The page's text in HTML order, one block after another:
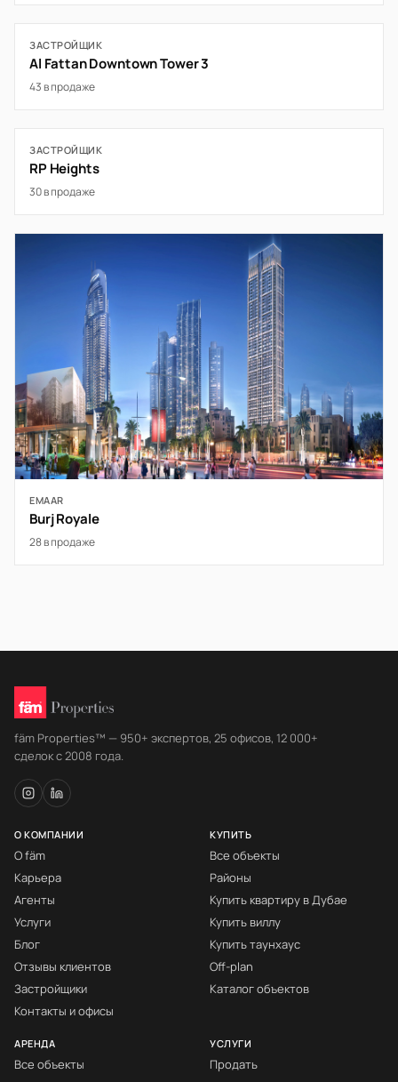
ЗАСТРОЙЩИК
Al Fattan Downtown Tower 3
43 в продаже
ЗАСТРОЙЩИК
RP Heights
30 в продаже
EMAAR
Burj Royale
28 в продаже
fäm Properties™ — 950+ экспертов, 25 офисов, 12 000+
сделок с 2008 года.
О КОМПАНИИ
О fäm
Карьера
Агенты
Услуги
Блог
Отзывы клиентов
Застройщики
Контакты и офисы
КУПИТЬ
Все объекты
Районы
Купить квартиру в Дубае
Купить виллу
Купить таунхаус
Off-plan
Каталог объектов
АРЕНДА
Все объекты
УСЛУГИ
Продать